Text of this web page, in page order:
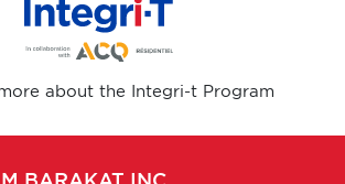
about the Integri-t Program